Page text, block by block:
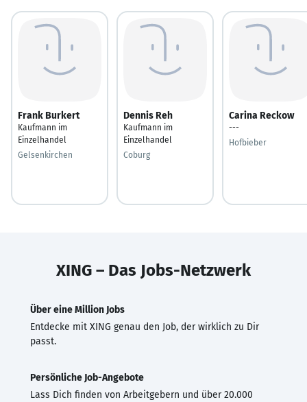
Frank Burkert
Kaufmann im
Einzelhandel
Gelsenkirchen
Dennis Reh
Kaufmann im
Einzelhandel
Coburg
Carina Reckow
---
Hofbieber
XING – Das Jobs-Netzwerk
Über eine Million Jobs
Entdecke mit XING genau den Job, der wirklich zu Dir
passt.
Persönliche Job-Angebote
Lass Dich finden von Arbeitgebern und über 20.000